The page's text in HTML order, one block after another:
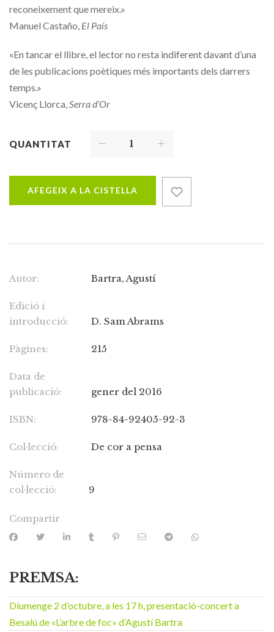
reconeixement que mereix.»
Manuel Castaño, El País
«En tancar el llibre, el lector no resta indiferent davant d’una
de les publicacions poètiques més importants dels darrers
temps.»
Vicenç Llorca, Serra d’Or
QUANTITAT
AFEGEIX A LA CISTELLA
Autor: Bartra, Agustí
Edició i
introducció:
D. Sam Abrams
Pàgines: 215
Data de
publicació:
gener del 2016
ISBN: 978-84-92405-92-3
Col·lecció: De cor a pensa
Número de
col·lecció:
9
Compartir
PREMSA:
Diumenge 2 d’octubre, a les 17 h, presentació-concert a
Besalú de «L’arbre de foc» d’Agustí Bartra